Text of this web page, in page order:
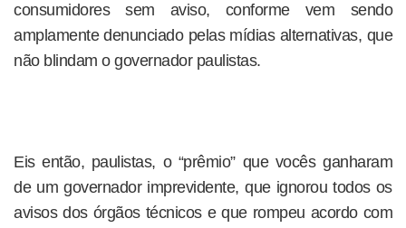
consumidores sem aviso, conforme vem sendo
amplamente denunciado pelas mídias alternativas, que
não blindam o governador paulistas.
Eis então, paulistas, o “prêmio” que vocês ganharam
de um governador imprevidente, que ignorou todos os
avisos dos órgãos técnicos e que rompeu acordo com